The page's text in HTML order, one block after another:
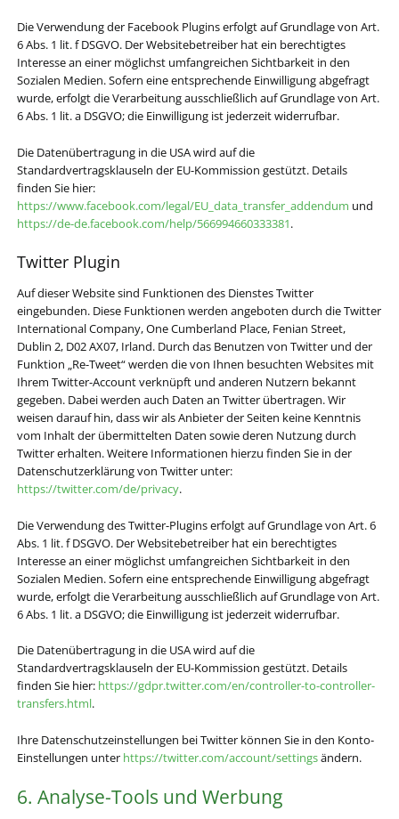
Die Verwendung der Facebook Plugins erfolgt auf Grundlage von Art.
6 Abs. 1 lit. f DSGVO. Der Websitebetreiber hat ein berechtigtes
Interesse an einer möglichst umfangreichen Sichtbarkeit in den
Sozialen Medien. Sofern eine entsprechende Einwilligung abgefragt
wurde, erfolgt die Verarbeitung ausschließlich auf Grundlage von Art.
6 Abs. 1 lit. a DSGVO; die Einwilligung ist jederzeit widerrufbar.
Die Datenübertragung in die USA wird auf die
Standardvertragsklauseln der EU-Kommission gestützt. Details
finden Sie hier:
https://www.facebook.com/legal/EU_data_transfer_addendum und
https://de-de.facebook.com/help/566994660333381.
Twitter Plugin
Auf dieser Website sind Funktionen des Dienstes Twitter
eingebunden. Diese Funktionen werden angeboten durch die Twitter
International Company, One Cumberland Place, Fenian Street,
Dublin 2, D02 AX07, Irland. Durch das Benutzen von Twitter und der
Funktion „Re-Tweet“ werden die von Ihnen besuchten Websites mit
Ihrem Twitter-Account verknüpft und anderen Nutzern bekannt
gegeben. Dabei werden auch Daten an Twitter übertragen. Wir
weisen darauf hin, dass wir als Anbieter der Seiten keine Kenntnis
vom Inhalt der übermittelten Daten sowie deren Nutzung durch
Twitter erhalten. Weitere Informationen hierzu finden Sie in der
Datenschutzerklärung von Twitter unter:
https://twitter.com/de/privacy.
Die Verwendung des Twitter-Plugins erfolgt auf Grundlage von Art. 6
Abs. 1 lit. f DSGVO. Der Websitebetreiber hat ein berechtigtes
Interesse an einer möglichst umfangreichen Sichtbarkeit in den
Sozialen Medien. Sofern eine entsprechende Einwilligung abgefragt
wurde, erfolgt die Verarbeitung ausschließlich auf Grundlage von Art.
6 Abs. 1 lit. a DSGVO; die Einwilligung ist jederzeit widerrufbar.
Die Datenübertragung in die USA wird auf die
Standardvertragsklauseln der EU-Kommission gestützt. Details
finden Sie hier: https://gdpr.twitter.com/en/controller-to-controller-
transfers.html.
Ihre Datenschutzeinstellungen bei Twitter können Sie in den Konto-
Einstellungen unter https://twitter.com/account/settingsändern.
6. Analyse-Tools und Werbung